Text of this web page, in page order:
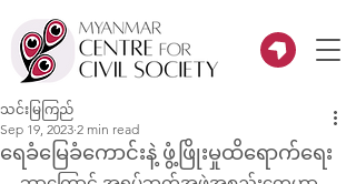
ရေခံမြေခံကောင်းနဲ့ ဖွံ့ဖြိုးမှုထိရောက်ရေး
သင်းမြကြည်
Sep 19, 2023 2 min read